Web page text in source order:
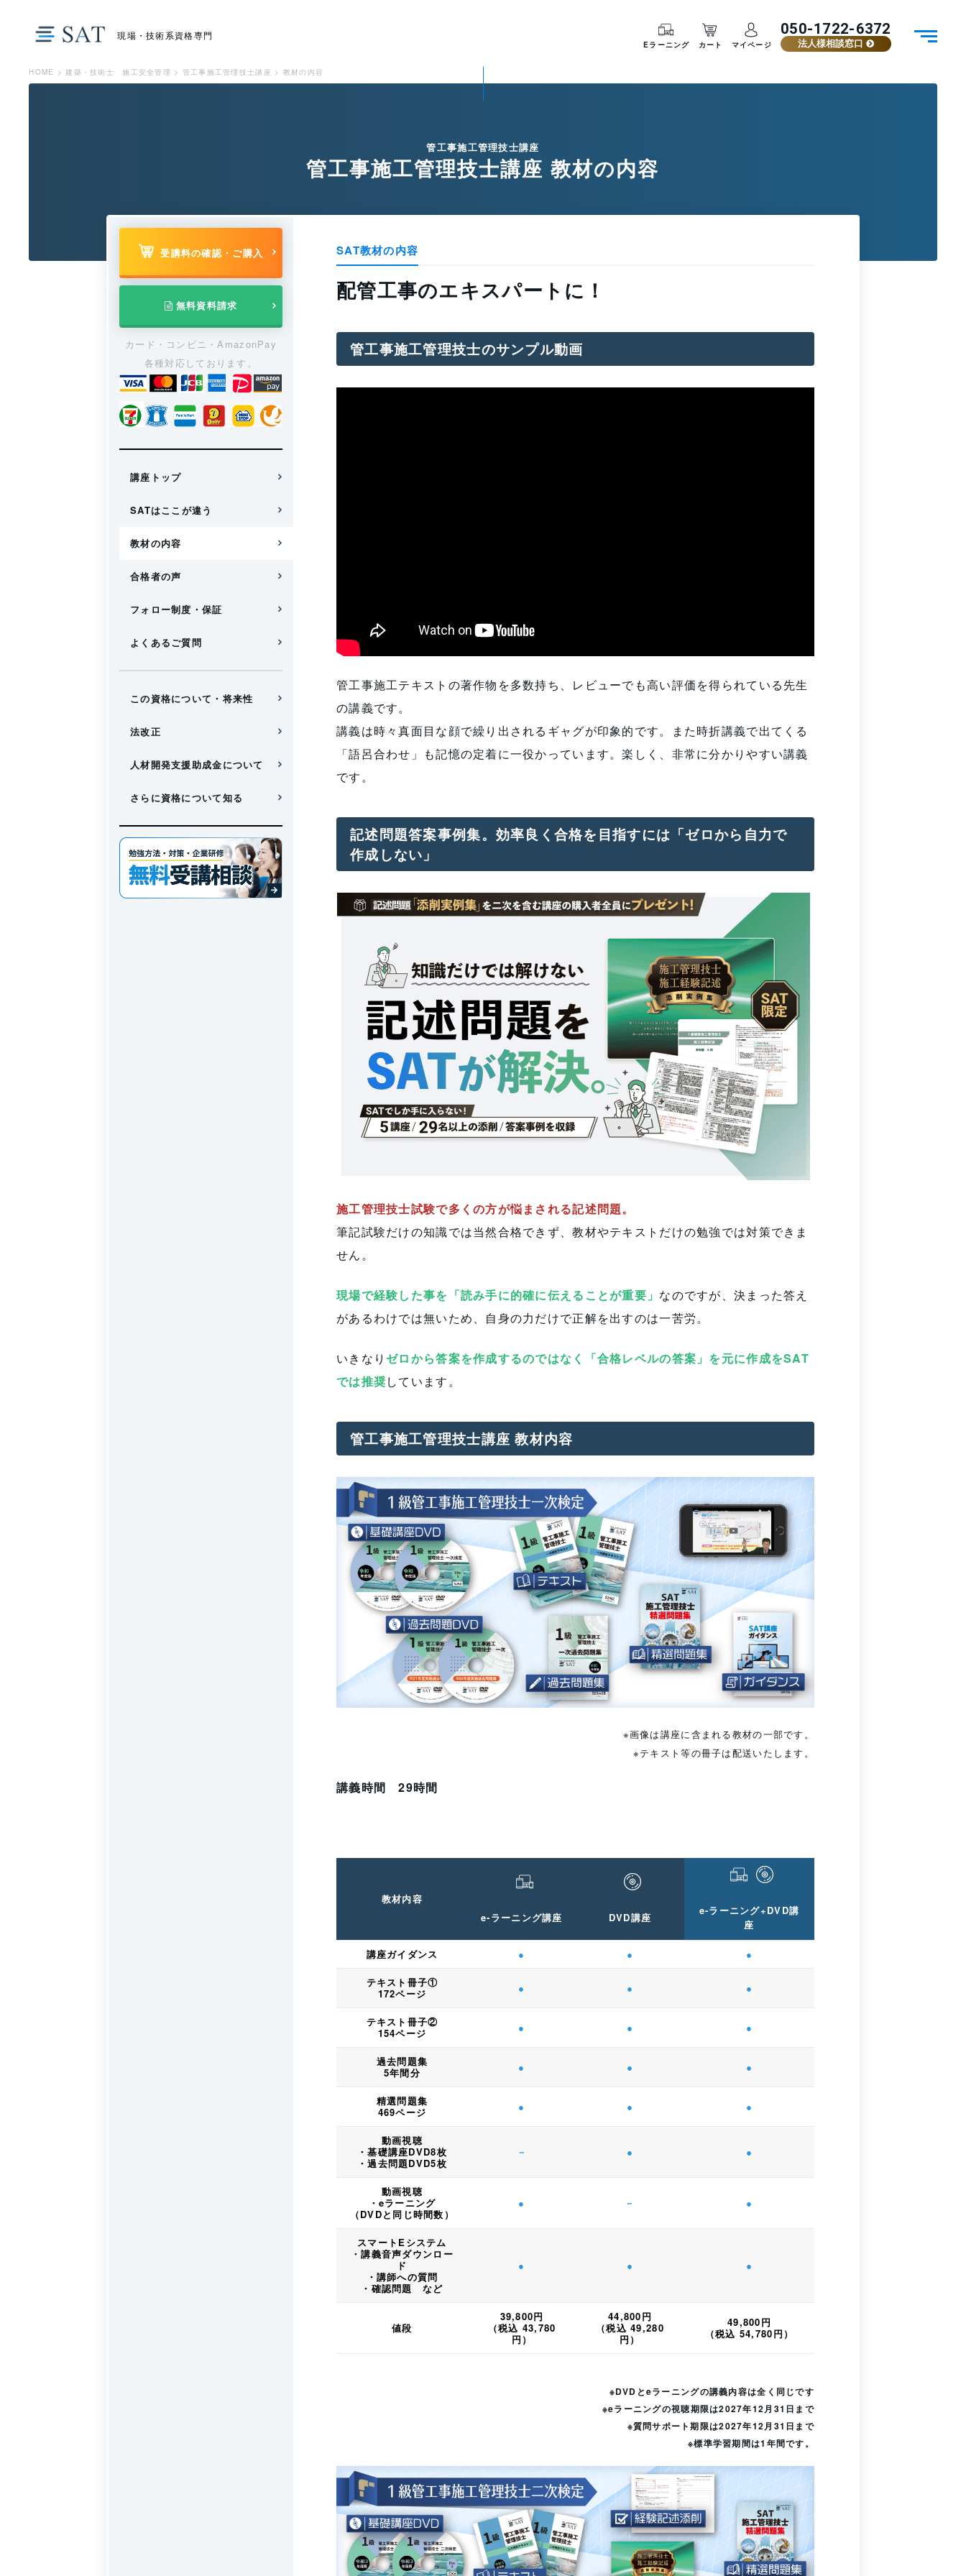
現場・技術系資格専門
Eラーニング カート マイページ
050-1722-6372
法人様相談窓口
HOME > 建築・技術士 施工安全管理 > 管工事施工管理技士講座 > 教材の内容
管工事施工管理技士講座
管工事施工管理技士講座 教材の内容
受講料の確認・ご購入
無料資料請求
カード・コンビニ・AmazonPay
各種対応しております。
講座トップ
SATはここが違う
教材の内容
合格者の声
フォロー制度・保証
よくあるご質問
この資格について・将来性
法改正
人材開発支援助成金について
さらに資格について知る
SAT教材の内容
配管工事のエキスパートに！
管工事施工管理技士のサンプル動画
管工事施工テキストの著作物を多数持ち、レビューでも高い評価を得られている先生
の講義です。
講義は時々真面目な顔で繰り出されるギャグが印象的です。また時折講義で出てくる
「語呂合わせ」も記憶の定着に一役かっています。楽しく、非常に分かりやすい講義
です。
記述問題答案事例集。効率良く合格を目指すには「ゼロから自力で
作成しない」
施工管理技士試験で多くの方が悩まされる記述問題。
筆記試験だけの知識では当然合格できず、教材やテキストだけの勉強では対策できま
せん。
現場で経験した事を「読み手に的確に伝えることが重要」 なのですが、決まった答え
があるわけでは無いため、自身の力だけで正解を出すのは一苦労。
いきなりゼロから答案を作成するのではなく「合格レベルの答案」を元に作成をSAT
では推奨しています。
管工事施工管理技士講座 教材内容
※画像は講座に含まれる教材の一部です。
※テキスト等の冊子は配送いたします。
講義時間 29時間
教材内容
e-ラーニング講座
DVD講座
e-ラーニング+DVD講
座
講座ガイダンス ● ● ●
テキスト冊子①
172ページ
● ● ●
テキスト冊子②
154ページ
● ● ●
過去問題集
5年間分
● ● ●
精選問題集
469ページ
● ● ●
動画視聴
・基礎講座DVD8枚
・過去問題DVD5枚
－ ● ●
動画視聴
・eラーニング
（DVDと同じ時間数）
● － ●
スマートEシステム
・講義音声ダウンロー
ド
・講師への質問
・確認問題 など
● ● ●
値段
39,800円
（税込 43,780
円）
44,800円
（税込 49,280
円）
49,800円
（税込 54,780円）
※DVDとeラーニングの講義内容は全く同じです
※eラーニングの視聴期限は2027年12月31日まで
※質問サポート期限は2027年12月31日まで
※標準学習期間は1年間です。